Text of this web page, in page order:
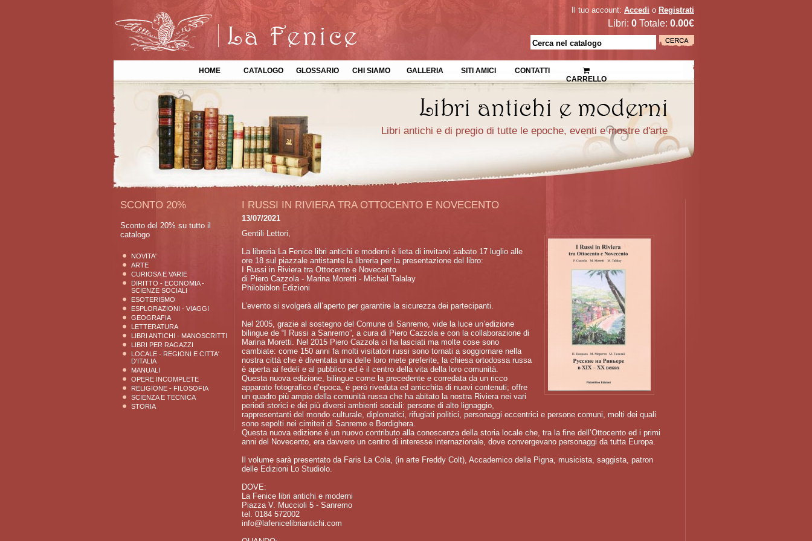
Il tuo account: Accedi o Registrati
Libri: 0 Totale: 0.00€
HOME CATALOGO GLOSSARIO CHI SIAMO GALLERIA SITI AMICI
CONTATTI
CARRELLO
Libri antichi e di pregio di tutte le epoche, eventi e mostre d'arte
SCONTO 20%
Sconto del 20% su tutto il
catalogo
NOVITA'
ARTE
CURIOSA E VARIE
DIRITTO - ECONOMIA -
SCIENZE SOCIALI
ESOTERISMO
ESPLORAZIONI - VIAGGI
GEOGRAFIA
LETTERATURA
LIBRI ANTICHI - MANOSCRITTI
LIBRI PER RAGAZZI
LOCALE - REGIONI E CITTA'
D'ITALIA
MANUALI
OPERE INCOMPLETE
RELIGIONE - FILOSOFIA
SCIENZA E TECNICA
STORIA
I RUSSI IN RIVIERA TRA OTTOCENTO E NOVECENTO
13/07/2021
Gentili Lettori,
La libreria La Fenice libri antichi e moderni è lieta di invitarvi sabato 17 luglio alle
ore 18 sul piazzale antistante la libreria per la presentazione del libro:
I Russi in Riviera tra Ottocento e Novecento
di Piero Cazzola - Marina Moretti - Michail Talalay
Philobiblon Edizioni
L’evento si svolgerà all’aperto per garantire la sicurezza dei partecipanti.
Nel 2005, grazie al sostegno del Comune di Sanremo, vide la luce un’edizione
bilingue de “I Russi a Sanremo”, a cura di Piero Cazzola e con la collaborazione di
Marina Moretti. Nel 2015 Piero Cazzola ci ha lasciati ma molte cose sono
cambiate: come 150 anni fa molti visitatori russi sono tornati a soggiornare nella
nostra città che è diventata una delle loro mete preferite, la chiesa ortodossa russa
è aperta ai fedeli e al pubblico ed è il centro della vita della loro comunità.
Questa nuova edizione, bilingue come la precedente e corredata da un ricco
apparato fotografico d’epoca, è però riveduta ed arricchita di nuovi contenuti; offre
un quadro più ampio della comunità russa che ha abitato la nostra Riviera nei vari
periodi storici e dei più diversi ambienti sociali: persone di alto lignaggio,
rappresentanti del mondo culturale, diplomatici, rifugiati politici, personaggi eccentrici e persone comuni, molti dei quali
sono sepolti nei cimiteri di Sanremo e Bordighera.
Questa nuova edizione è un nuovo contributo alla conoscenza della storia locale che, tra la fine dell’Ottocento ed i primi
anni del Novecento, era davvero un centro di interesse internazionale, dove convergevano personaggi da tutta Europa.
Il volume sarà presentato da Faris La Cola, (in arte Freddy Colt), Accademico della Pigna, musicista, saggista, patron
delle Edizioni Lo Studiolo.
DOVE:
La Fenice libri antichi e moderni
Piazza V. Muccioli 5 - Sanremo
tel. 0184 572002
info@lafenicelibriantichi.com